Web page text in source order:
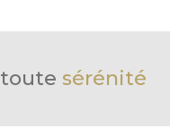
sérénité